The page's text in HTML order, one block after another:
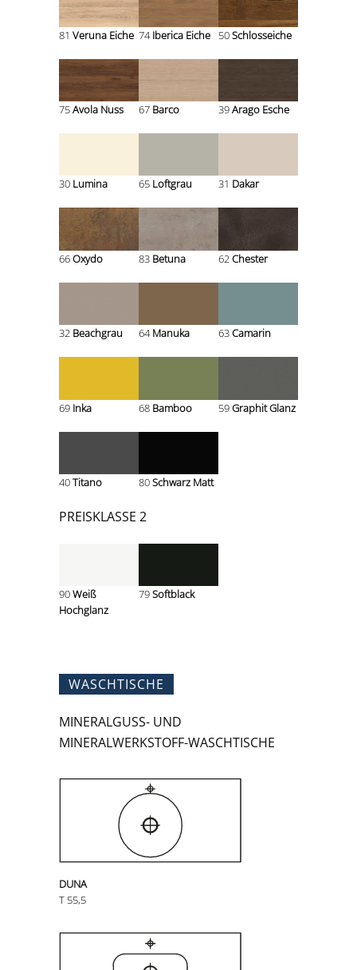
81 Veruna Eiche 74Iberica Eiche 50Schlosseiche
75Avola Nuss 67 Barco 39Arago Esche
30 Lumina 65 Loftgrau 31 Dakar
66Oxydo 83 Betuna 62Chester
32 Beachgrau 64Manuka 63Camarin
69 Inka 68 Bamboo 59Graphit Glanz
40Titano 80Schwarz Matt
PREISKLASSE 2
90Weiß
Hochglanz
79Softblack
WASCHTISCHE
MINERALGUSS- UND
MINERALWERKSTOFF-WASCHTISCHE
DUNA
T 55,5